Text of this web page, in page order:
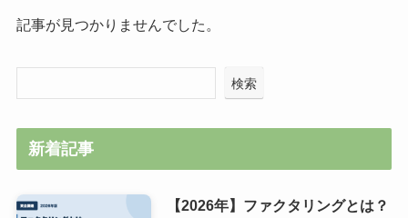
記事が見つかりませんでした。
検索
新着記事
【2026年】ファクタリングとは？